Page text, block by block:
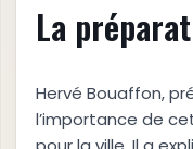
La
Hervé Bouaffon,
l’importance de